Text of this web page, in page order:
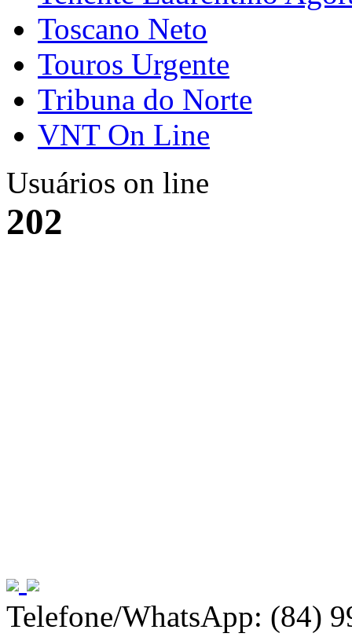
Toscano Neto
Touros Urgente
Tribuna do Norte
VNT On Line
Usuários on line
202
Telefone/WhatsApp: (84)